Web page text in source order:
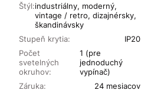
Stupeň krytia: IP20
Záruka: 24 mesiacov
Štýl:industriálny, moderný,
vintage / retro, dizajnérsky,
škandinávsky
Počet
svetelných
okruhov:
1 (pre
jednoduchý
vypínač)